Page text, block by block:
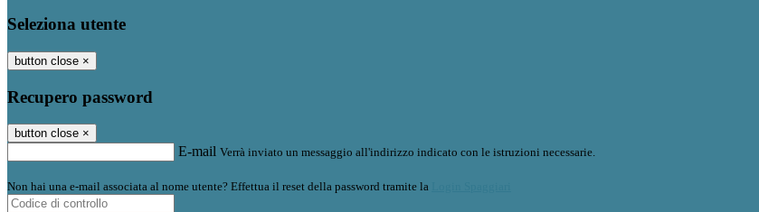
Seleziona utente
button close ×
Recupero password
button close ×
E-mail Verrà inviato un messaggio all'indirizzo indicato con le istruzioni necessarie.
Non hai una e-mail associata al nome utente? Effettua il reset della password tramite la